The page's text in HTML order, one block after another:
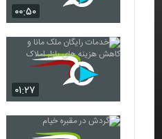
۰۰:۵۰
۰۱:۲۷